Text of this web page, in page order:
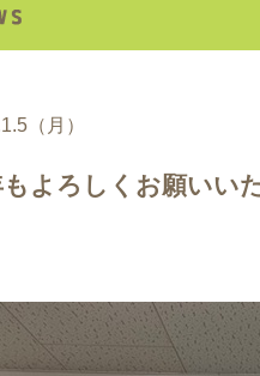
（月）
よろしくお願いい